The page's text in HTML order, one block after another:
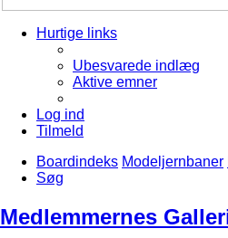
Hurtige links
Ubesvarede indlæg
Aktive emner
Log ind
Tilmeld
Boardindeks Modeljernbaner
Søg
Medlemmernes